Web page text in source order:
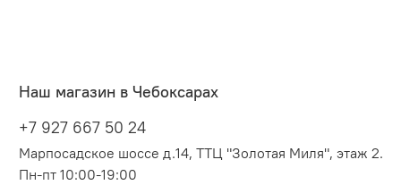
Наш магазин в Чебоксарах
+7 927 667 50 24
Марпосадское шоссе д.14, ТТЦ "Золотая Миля", этаж 2.
Пн-пт 10:00-19:00